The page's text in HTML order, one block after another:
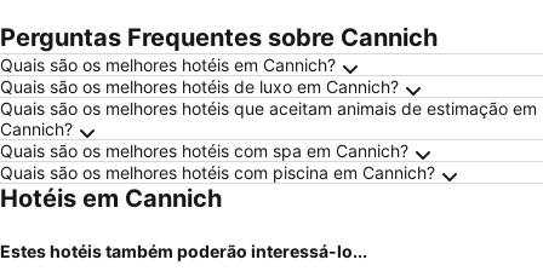
Perguntas Frequentes sobre Cannich
Quais são os melhores hotéis em Cannich?
Quais são os melhores hotéis de luxo em Cannich?
Quais são os melhores hotéis que aceitam animais de estimação em
Cannich?
Quais são os melhores hotéis com spa em Cannich?
Quais são os melhores hotéis com piscina em Cannich?
Hotéis em Cannich
Estes hotéis também poderão interessá-lo...